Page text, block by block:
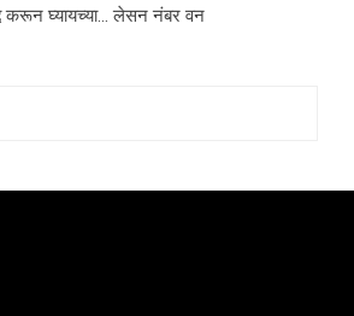
करून घ्यायच्या… लेसन नंबर वन